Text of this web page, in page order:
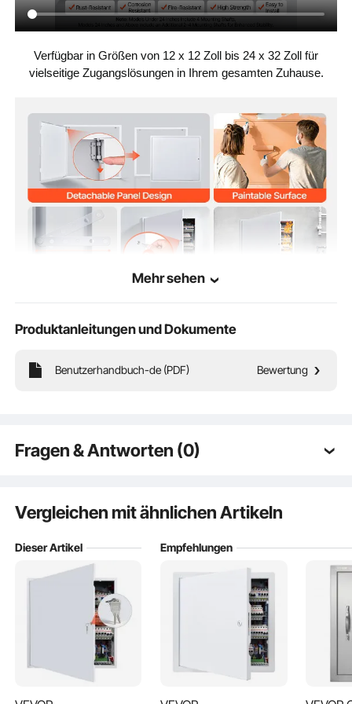
Produktgewicht 7,17 lbs / 3,25 kg
Verfügbar in Größen von 12 x 12 Zoll bis 24 x 32 Zoll für
vielseitige Zugangslösungen in Ihrem gesamten Zuhause.
Mehr sehen
Produktanleitungen und Dokumente
Benutzerhandbuch-de (PDF) Bewertung
Fragen & Antworten (0)
Ist das Produkt langlebig? ...
Stellen Sie die erste Frage
Vergleichen mit ähnlichen Artikeln
Dieser Artikel Empfehlungen